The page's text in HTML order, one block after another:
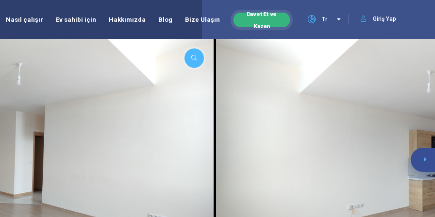
Giriş Yap
Tr
Nasıl çalışır Ev sahibi için Hakkımızda Blog Bize Ulaşın
Davet Et ve
Kazan